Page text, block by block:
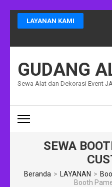
Lompat
ke
Enter)
LAYANAN KAMI
GUDANG
Sewa Alat dan Dekorasi Event
SEWA
Beranda > LAYANAN >
Booth